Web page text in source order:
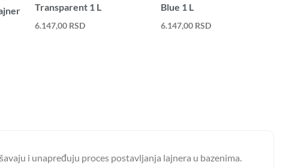
Transparent 1 L
6.147,00 RSD
Blue 1 L
6.147,00 RSD
i unapređuju proces postavljanja lajnera u bazenima.